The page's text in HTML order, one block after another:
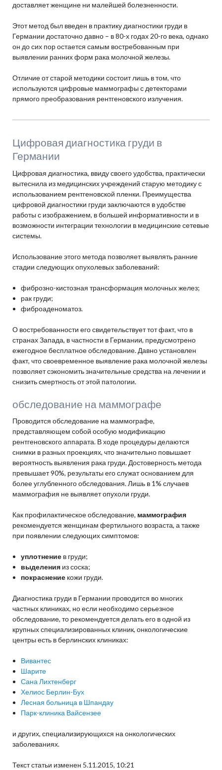
доставляет женщине ни малейшей болезненности.
Этот метод был введен в практику диагностики груди в
Германии достаточно давно – в 80-х годах 20-го века, однако
он до сих пор остается самым востребованным при
выявлении ранних форм рака молочной железы.
Отличие от старой методики состоит лишь в том, что
используются цифровые маммографы с детекторами
прямого преобразования рентгеновского излучения.
Цифровая диагностика груди в
Германии
Цифровая диагностика, ввиду своего удобства, практически
вытеснила из медицинских учреждений старую методику с
использованием рентгеновской пленки. Преимущества
цифровой диагностики груди заключаются в удобстве
работы с изображением, в большей информативности и в
возможности интеграции технологии в медицинские сетевые
системы.
Использование этого метода позволяет выявлять ранние
стадии следующих опухолевых заболеваний:
фиброзно-кистозная трансформация молочных желез;
рак груди;
фиброаденоматоз.
О востребованности его свидетельствует тот факт, что в
странах Запада, в частности в Германии, предусмотрено
ежегодное бесплатное обследование. Давно установлен
факт, что своевременное выявление рака молочной железы
позволяет сэкономить значительные средства на лечении и
снизить смертность от этой патологии.
обследование на маммографе
Проводится обследование на маммографе,
представляющем собой особую модификацию
рентгеновского аппарата. В ходе процедуры делаются
снимки в разных проекциях, что значительно повышает
вероятность выявления рака груди. Достоверность метода
превышает 90%, результаты его служат основанием для
более углубленного обследования. Лишь в 1% случаев
маммография не выявляет опухоли груди.
Как профилактическое обследование, маммография
рекомендуется женщинам фертильного возраста, а также
при появлении следующих симптомов:
уплотнение в груди;
выделения из соска;
покраснение кожи груди.
Диагностика груди в Германии проводится во многих
частных клиниках, но если необходимо серьезное
обследование, то рекомендуется делать его в одной из
крупных специализированных клиник, онкологические
центры есть в берлинских клиниках:
Вивантес
Шарите
Сана Лихтенберг
Хелиос Берлин-Бух
Лесная больница в Шпандау
Парк-клиника Вайсензее
и других, специализирующихся на онкологических
заболеваниях.
Текст статьи изменен 5.11.2015, 10:21